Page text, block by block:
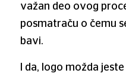
važan deo ovog
posmatraču o čemu
bavi.
I da, logo možda